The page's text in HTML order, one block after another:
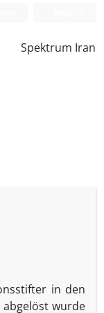
Spektrum Iran
in den
wurde